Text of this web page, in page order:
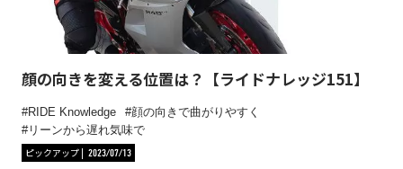
顔の向きを変える位置は？【ライドナレッジ151】
RIDE Knowledge
顔の向きで曲がりやすく
リーンから遅れ気味で
ピックアップ
2023/07/13